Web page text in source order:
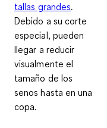
tallas grandes.
Debido a su corte
especial, pueden
llegar a reducir
visualmente el
tamaño de los
senos hasta en una
copa.